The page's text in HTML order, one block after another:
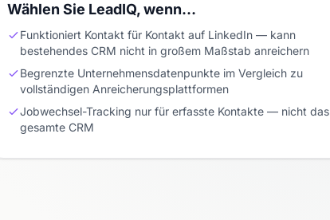
Wählen Sie LeadIQ, wenn…
Funktioniert Kontakt für Kontakt auf LinkedIn — kann
bestehendes CRM nicht in großem Maßstab anreichern
Begrenzte Unternehmensdatenpunkte im Vergleich zu
vollständigen Anreicherungsplattformen
Jobwechsel-Tracking nur für erfasste Kontakte — nicht das
gesamte CRM